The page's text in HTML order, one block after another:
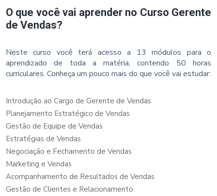
O que você vai aprender no Curso Gerente
de Vendas?
Neste curso você terá acesso a 13 módulos para o
aprendizado de toda a matéria, contendo 50 horas
curriculares. Conheça um pouco mais do que você vai estudar:
Introdução ao Cargo de Gerente de Vendas
Planejamento Estratégico de Vendas
Gestão de Equipe de Vendas
Estratégias de Vendas
Negociação e Fechamento de Vendas
Marketing e Vendas
Acompanhamento de Resultados de Vendas
Gestão de Clientes e Relacionamento